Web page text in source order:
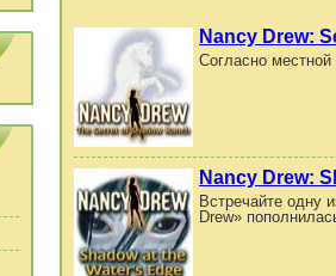
Nancy Drew:
Согласно местной
Nancy Drew:
Встречайте одну
Drew»